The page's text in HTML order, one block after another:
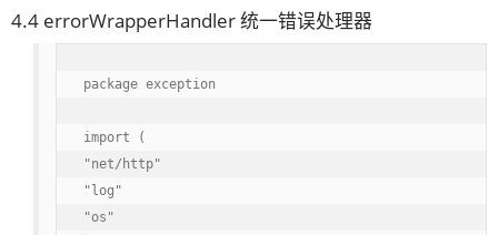
4.4 errorWrapperHandler 统一错误处理器
package exception
import (
"net/http"
"log"
"os"